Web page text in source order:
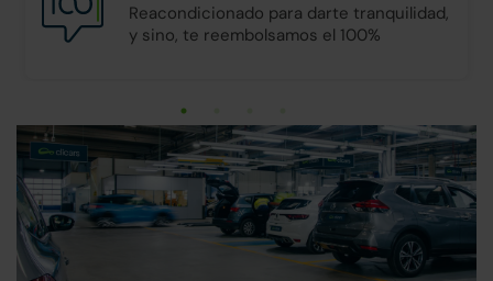
Reacondicionado para darte tranquilidad,
y sino, te reembolsamos el 100%